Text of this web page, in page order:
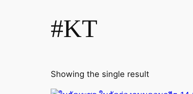
#KT
Showing the single result